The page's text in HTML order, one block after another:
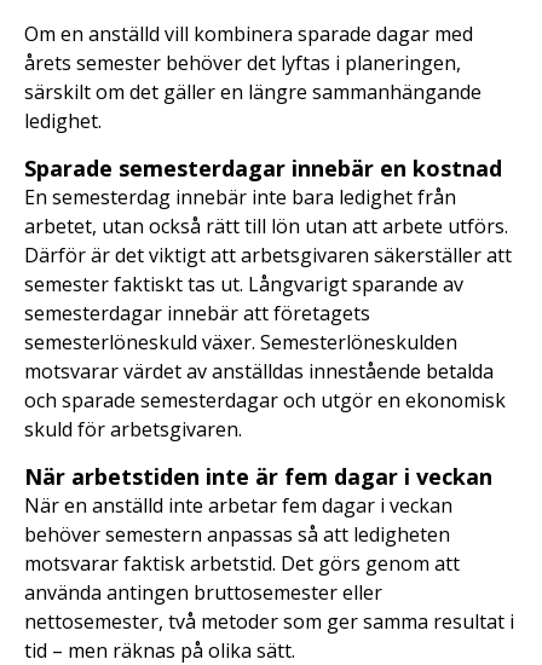
Om en anställd vill kombinera sparade dagar med
årets semester behöver det lyftas i planeringen,
särskilt om det gäller en längre sammanhängande
ledighet.
Sparade semesterdagar innebär en kostnad
En semesterdag innebär inte bara ledighet från
arbetet, utan också rätt till lön utan att arbete utförs.
Därför är det viktigt att arbetsgivaren säkerställer att
semester faktiskt tas ut. Långvarigt sparande av
semesterdagar innebär att företagets
semesterlöneskuld växer. Semesterlöneskulden
motsvarar värdet av anställdas innestående betalda
och sparade semesterdagar och utgör en ekonomisk
skuld för arbetsgivaren.
När arbetstiden inte är fem dagar i veckan
När en anställd inte arbetar fem dagar i veckan
behöver semestern anpassas så att ledigheten
motsvarar faktisk arbetstid. Det görs genom att
använda antingen bruttosemester eller
nettosemester, två metoder som ger samma resultat i
tid – men räknas på olika sätt.